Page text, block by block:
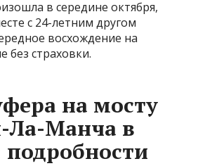
в середине октября,
с 24-летним другом
восхождение на
без страховки.
на мосту
Ла-Манча в